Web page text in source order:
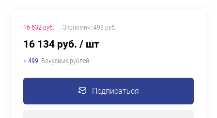
16 632 руб. Экономия: 498 руб.
16 134 руб. / шт
+ 499 Бонусных рублей
Подписаться